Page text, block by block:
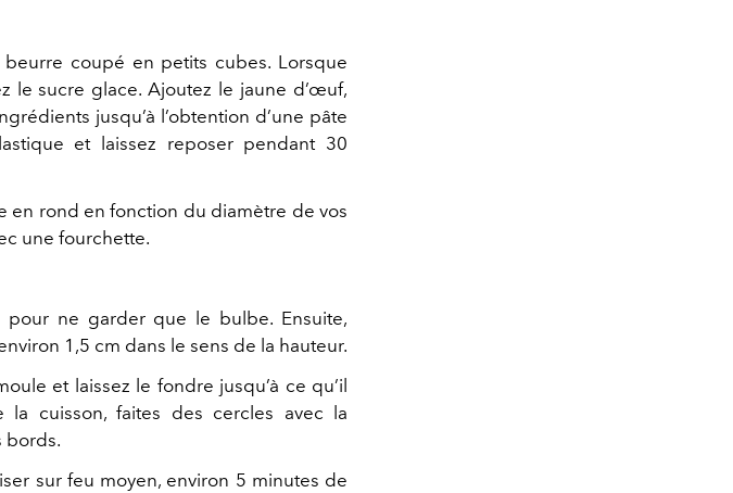
coupé en petits cubes. Lorsque
le sucre glace. Ajoutez le jaune d’œuf,
jusqu’à l’obtention d’une pâte
et laissez reposer pendant 30
en rond en fonction du diamètre de vos
une fourchette.
ne garder que le bulbe. Ensuite,
1,5 cm dans le sens de la hauteur.
et laissez le fondre jusqu’à ce qu’il
cuisson, faites des cercles avec la
bords.
sur feu moyen, environ 5 minutes de